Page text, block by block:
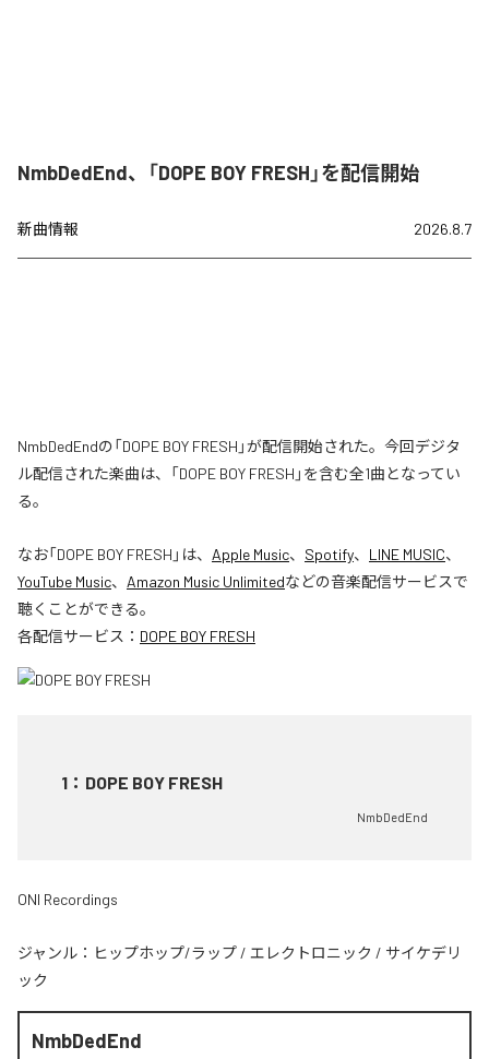
NmbDedEnd、「DOPE BOY FRESH」を配信開始
新曲情報 2026.8.7
NmbDedEndの「DOPE BOY FRESH」が配信開始された。今回デジタ
ル配信された楽曲は、「DOPE BOY FRESH」を含む全1曲となってい
る。
なお「DOPE BOY FRESH 」は、 Apple Music、 Spotify、 LINE MUSIC、
YouTube Music、 Amazon Music Unlimitedなどの音楽配信サービスで
聴くことができる。
各配信サービス： DOPE BOY FRESH
1 ： DOPE BOY FRESH
NmbDedEnd
ONI Recordings
ジャンル： ヒップホップ/ラップ / エレクトロニック / サイケデリ
ック
NmbDedEnd